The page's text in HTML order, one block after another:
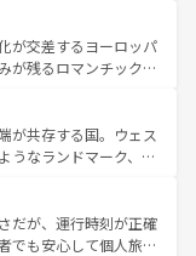
なるスペインはその個
魅了する。 なお、新着のスペイン情報は コ
麗な宮殿、歴史的な大
自然が、訪れる者を心
食の国としても知ら
ス、プロヴァンスの
楽しみ方が可能だ。さ
れており、どの街角に
く異なる文化を体験で
ンス情報はコンテンツ一覧
が交差するヨーロッパ
が残るロマンチック街
きることがない。ベ
のアルプスの絶景、そ
た風景は必見。ビール
お、新着の
してほしい。
が共存する国。ウェス
うなランドマーク、歴
、優雅なアフタヌーン
英国パブ、サッカー観
も豊富。イギリスを旅
だが、運行時刻が正確
でも安心して個人旅行